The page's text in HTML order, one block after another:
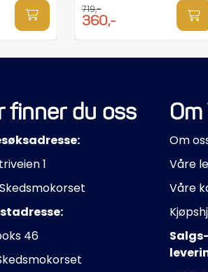
719,-
360,-
finner du oss
1
46
Om
Våre
Våre